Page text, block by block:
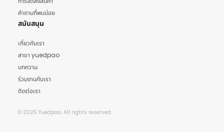
คำถามที่พบบ่อย
สนับสนุน
เกี่ยวกับเรา
สาขา yuedpao
บทความ
ร่วมงานกับเรา
ติดต่อเรา
© 2025 Yuedpao. All rights reserved.